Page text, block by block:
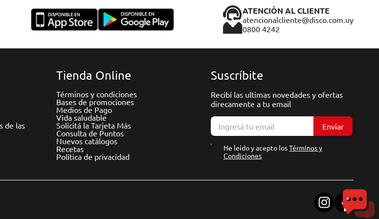
ATENCIÓN AL CLIENTE
atencionalcliente@disco.com.uy
0800 4242
de las
Tienda Online
Términos y condiciones
Bases de promociones
Medios de Pago
Vida saludable
Solicitá la Tarjeta Más
Consulta de Puntos
Nuevos catálogos
Recetas
Política de privacidad
Suscríbite
Recibí las ultimas novedades y ofertas
direcamente a tu email
Enviar
He leído y acepto losTérminos y
Condiciones